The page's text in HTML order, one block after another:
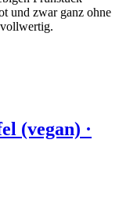
und zwar ganz ohne
(vegan) ·